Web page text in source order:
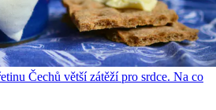
Čechů větší zátěží pro srdce. Na co